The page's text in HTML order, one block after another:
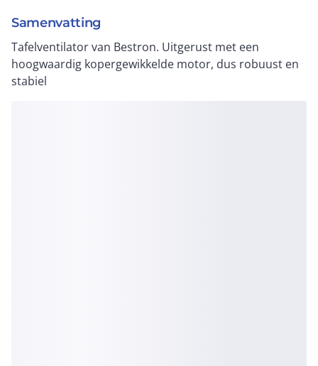
Samenvatting
Tafelventilator van Bestron. Uitgerust met een
hoogwaardig kopergewikkelde motor, dus robuust en
stabiel